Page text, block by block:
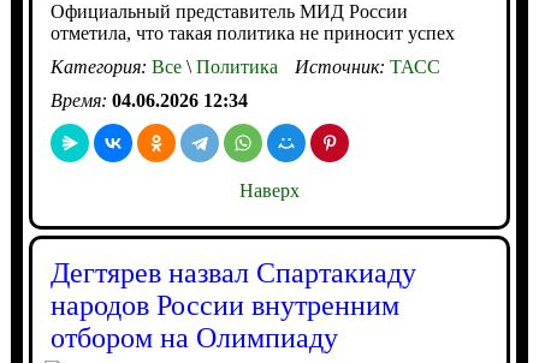
Официальный представитель МИД России
отметила, что такая политика не приносит успех
Категория: Все\Политика Источник: ТАСС
Время: 04.06.2026 12:34
Наверх
Дегтярев назвал Спартакиаду
народов России внутренним
отбором на Олимпиаду